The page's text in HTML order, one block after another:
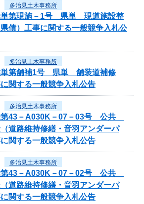
多治見土木事務所
単第現施－1号 県単 現道施設整
債）工事に関する一般競争入札公
多治見土木事務所
単第舗補1号 県単 舗装道補修
に関する一般競争入札公告
多治見土木事務所
第43－A030K－07－03号 公共
道路維持修繕・音羽アンダーパ
関する一般競争入札公告
多治見土木事務所
第43－A030K－07－02号 公共
道路維持修繕・音羽アンダーパ
関する一般競争入札公告